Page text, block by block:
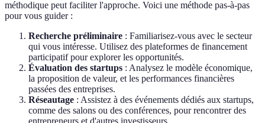
méthodique peut faciliter l'approche. Voici une méthode pas-à-pas
pour vous guider :
Recherche préliminaire : Familiarisez-vous avec le secteur
qui vous intéresse. Utilisez des plateformes de financement
participatif pour explorer les opportunités.
Évaluation des startups : Analysez le modèle économique,
la proposition de valeur, et les performances financières
passées des entreprises.
Réseautage : Assistez à des événements dédiés aux startups,
comme des salons ou des conférences, pour rencontrer des